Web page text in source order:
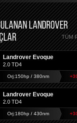
LANDROVER
TÜM
Landrover Evoque
2.0 TD4
Orj:150hp / 380nm
Landrover Evoque
2.0 TD4
Orj:180hp / 430nm